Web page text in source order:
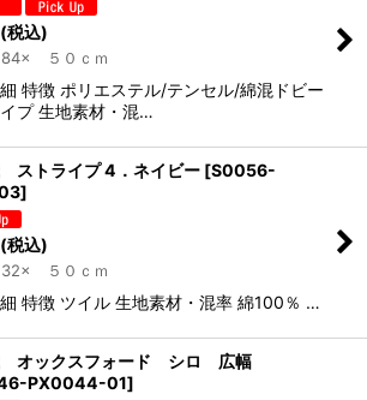
(税込)
84× ５０ｃｍ
特徴 ポリエステル/テンセル/綿混ドビー
プ 生地素材・混…
ストライプ 4．ネイビー [S0056-
]
(税込)
32× ５０ｃｍ
特徴 ツイル 生地素材・混率 綿100％ …
オックスフォード シロ 広幅
PX0044-01]